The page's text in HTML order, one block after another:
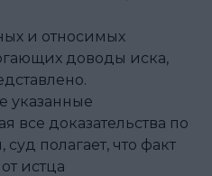
и относимых
доводы иска,
указанные
все доказательства по
полагает, что факт
истца